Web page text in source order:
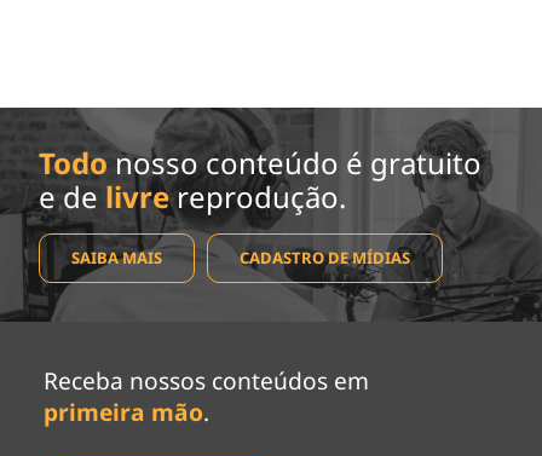
Todo nosso conteúdo é gratuito
e de livrereprodução.
SAIBA MAIS CADASTRO DE MÍDIAS
Receba nossos conteúdos em
primeira mão.